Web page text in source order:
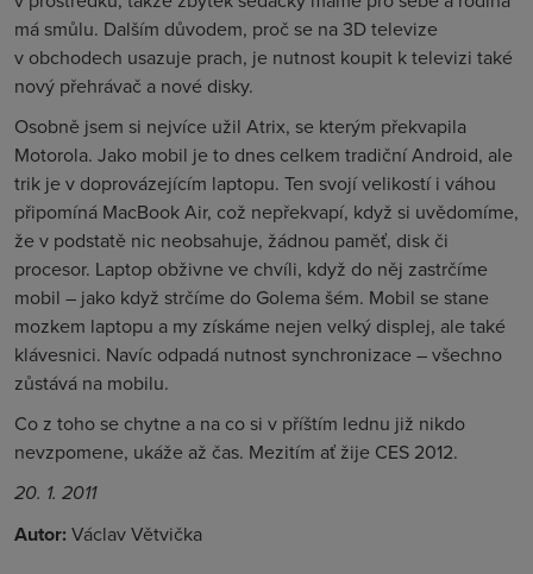
má smůlu. Dalším důvodem, proč se na 3D televize
v obchodech usazuje prach, je nutnost koupit k televizi také
nový přehrávač a nové disky.
Osobně jsem si nejvíce užil Atrix, se kterým překvapila
Motorola. Jako mobil je to dnes celkem tradiční Android, ale
trik je v doprovázejícím laptopu. Ten svojí velikostí i váhou
připomíná MacBook Air, což nepřekvapí, když si uvědomíme,
že v podstatě nic neobsahuje, žádnou paměť, disk či
procesor. Laptop obživne ve chvíli, když do něj zastrčíme
mobil – jako když strčíme do Golema šém. Mobil se stane
mozkem laptopu a my získáme nejen velký displej, ale také
klávesnici. Navíc odpadá nutnost synchronizace – všechno
zůstává na mobilu.
Co z toho se chytne a na co si v příštím lednu již nikdo
nevzpomene, ukáže až čas. Mezitím ať žije CES 2012.
20. 1. 2011
Autor: Václav Větvička